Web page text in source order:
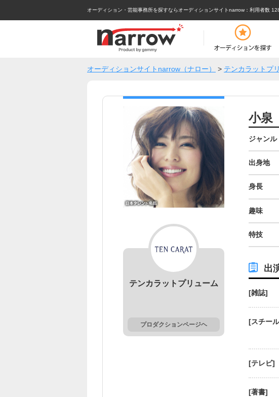
オーディション・芸能事務所を探すならオーディションサイトnarrow ：利用者数
オーディションサイトnarrow（ナロー） > テンカラットプ
テンカラットプリューム
プロダクションページヘ
小
ジャンル
出身地
身長
趣味
特技
出
[雑誌]
[スチー
[テレビ]
[著書]